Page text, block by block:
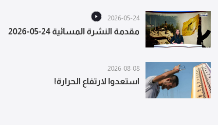
2026-05-24
مقدمة النشرة المسائية 24-05-2026
2026-08-08
استعدوا لارتفاع الحرارة!